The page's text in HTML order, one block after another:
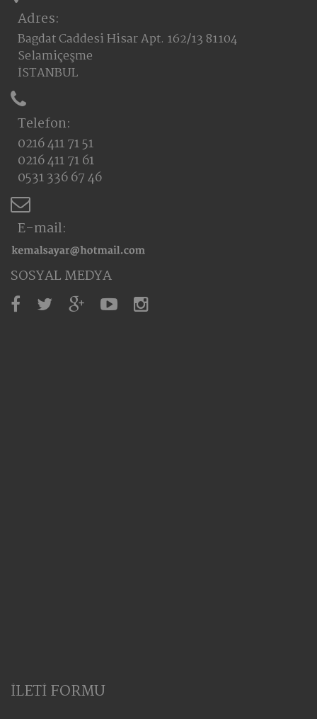
Adres:
Bagdat Caddesi Hisar Apt. 162/13 81104
Selamiçeşme
İSTANBUL
Telefon:
0216 411 71 51
0216 411 71 61
0531 336 67 46
E-mail:
SOSYAL MEDYA
İLETİ FORMU